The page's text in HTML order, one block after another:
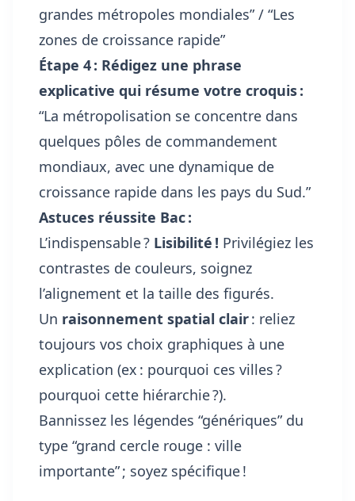
grandes métropoles mondiales” / “Les
zones de croissance rapide”
Étape 4 : Rédigez une phrase
explicative qui résume votre croquis :
“La métropolisation se concentre dans
quelques pôles de commandement
mondiaux, avec une dynamique de
croissance rapide dans les pays du Sud.”
Astuces réussite Bac :
L’indispensable ? Lisibilité ! Privilégiez les
contrastes de couleurs, soignez
l’alignement et la taille des figurés.
Un raisonnement spatial clair: reliez
toujours vos choix graphiques à une
explication (ex : pourquoi ces villes ?
pourquoi cette hiérarchie ?).
Bannissez les légendes “génériques” du
type “grand cercle rouge : ville
importante” ; soyez spécifique !